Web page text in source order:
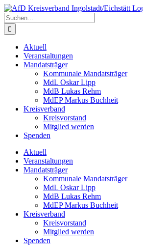
Zum
Inhalt
springen
Suche
nach:
Aktuell
Veranstaltungen
Mandatsträger
Kommunale Mandatsträger
MdL Oskar Lipp
MdB Lukas Rehm
MdEP Markus Buchheit
Kreisverband
Kreisvorstand
Mitglied werden
Spenden
Aktuell
Veranstaltungen
Mandatsträger
Kommunale Mandatsträger
MdL Oskar Lipp
MdB Lukas Rehm
MdEP Markus Buchheit
Kreisverband
Kreisvorstand
Mitglied werden
Spenden